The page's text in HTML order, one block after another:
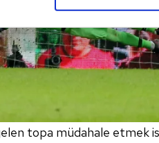
çerezlere izin vermedikleri
için İnternet Sitemizde
verileriniz işlenmekte olup
çerezler, sitemizin daha
amaçlarıyla sınırlı
yer alan panel
topa müdahale etmek